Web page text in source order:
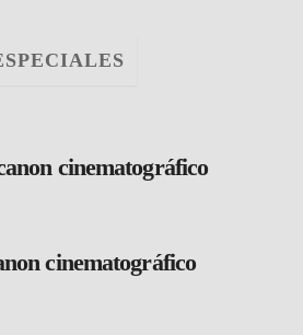
cinematográfico
cinematográfico